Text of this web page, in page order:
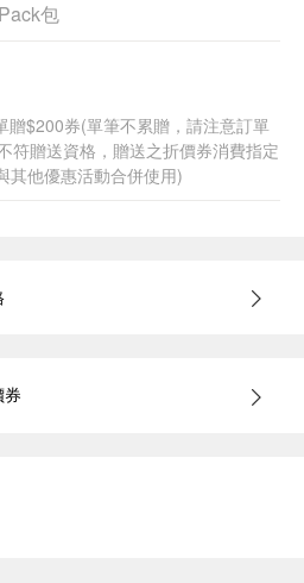
包
贈$200券(單筆不累贈，請注意訂單
符贈送資格，贈送之折價券消費指定
其他優惠活動合併使用)